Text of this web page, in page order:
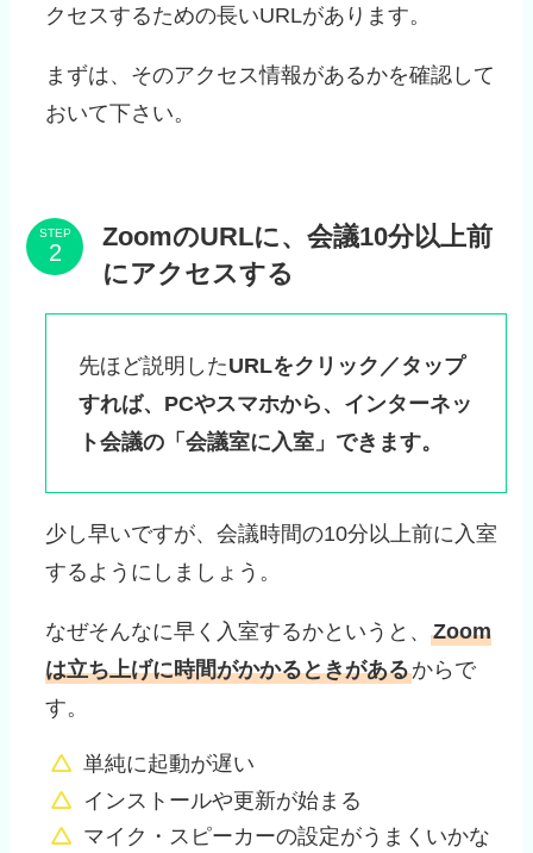
クセスするための長いURLがあります。
まずは、そのアクセス情報があるかを確認して
おいて下さい。
STEP
ZoomのURLに、会議10分以上前
にアクセスする
先ほど説明したURLをクリック／タップ
すれば、PCやスマホから、インターネッ
ト会議の「会議室に入室」できます。
少し早いですが、会議時間の10分以上前に入室
するようにしましょう。
なぜそんなに早く入室するかというと、Zoom
は立ち上げに時間がかかるときがあるからで
す。
単純に起動が遅い
インストールや更新が始まる
マイク・スピーカーの設定がうまくいかな